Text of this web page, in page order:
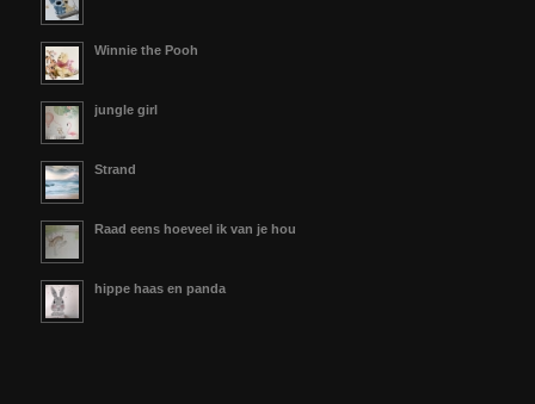
Winnie the Pooh
jungle girl
Strand
Raad eens hoeveel ik van je hou
hippe haas en panda